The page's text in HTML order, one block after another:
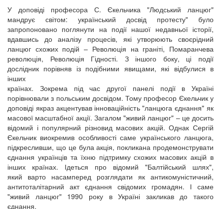
У доповіді професора С. Єкельчика "Людський ланцюг"
мандрує світом: український досвід протесту" було
запропоновано поглянути на події нашої недавньої історії,
вдавшись до аналізу процесів, які утворюють своєрідний
ланцюг схожих подій – Революція на граніті, Помаранчева
революція, Революція Гідності. З іншого боку, ці події
дослідник порівняв із подібними явищами, які відбулися в
інших
країнах. Зокрема під час другої панелі події в Україні
порівнювали з польським досвідом. Тому професор Єкельчик у
доповіді якраз акцентував інноваційність "ланцюга єднання" як
масової масштабної акції. Загалом "живий ланцюг" – це досить
відомий і популярний різновид масових акцій. Однак Сергій
Єкельчик виокремив особливості саме українського ланцюга,
підкресливши, що це була акція, покликана продемонструвати
єднання українців та їхню підтримку схожих масових акцій в
інших країнах. Ідеться про відомий "Балтійський шлях",
який варто насамперед розглядати як антикомуністичний,
антитоталітарний акт єднання свідомих громадян. І саме
"живий ланцюг" 1990 року в Україні закликав до такого
єднання.